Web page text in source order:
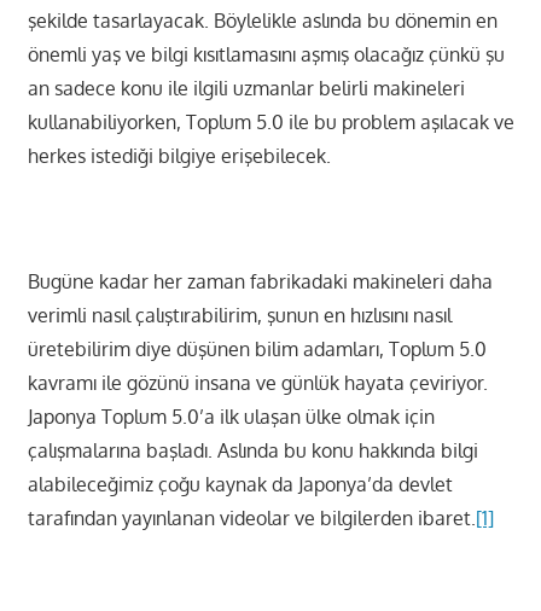
şekilde tasarlayacak. Böylelikle aslında bu dönemin en
önemli yaş ve bilgi kısıtlamasını aşmış olacağız çünkü şu
an sadece konu ile ilgili uzmanlar belirli makineleri
kullanabiliyorken, Toplum 5.0 ile bu problem aşılacak ve
herkes istediği bilgiye erişebilecek.
Bugüne kadar her zaman fabrikadaki makineleri daha
verimli nasıl çalıştırabilirim, şunun en hızlısını nasıl
üretebilirim diye düşünen bilim adamları, Toplum 5.0
kavramı ile gözünü insana ve günlük hayata çeviriyor.
Japonya Toplum 5.0’a ilk ulaşan ülke olmak için
çalışmalarına başladı. Aslında bu konu hakkında bilgi
alabileceğimiz çoğu kaynak da Japonya’da devlet
tarafından yayınlanan videolar ve bilgilerden ibaret. [1]